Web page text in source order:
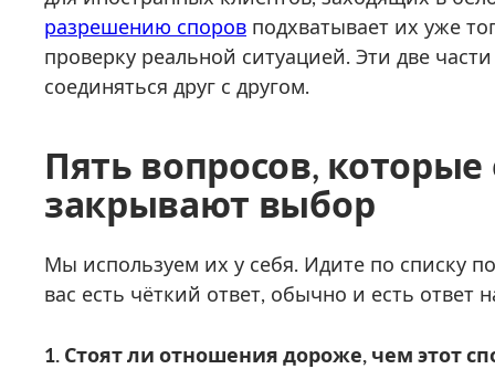
разрешению споров подхватывает их уже
проверку реальной ситуацией. Эти две
соединяться друг с другом.
Пять вопросов,
закрывают выбор
Мы используем их у себя. Идите по списку
вас есть чёткий ответ, обычно и есть ответ
1. Стоят ли отношения дороже, чем этот